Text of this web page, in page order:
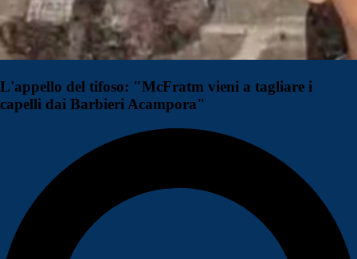
L'appello del tifoso: "McFratm vieni a tagliare i
capelli dai Barbieri Acampora"